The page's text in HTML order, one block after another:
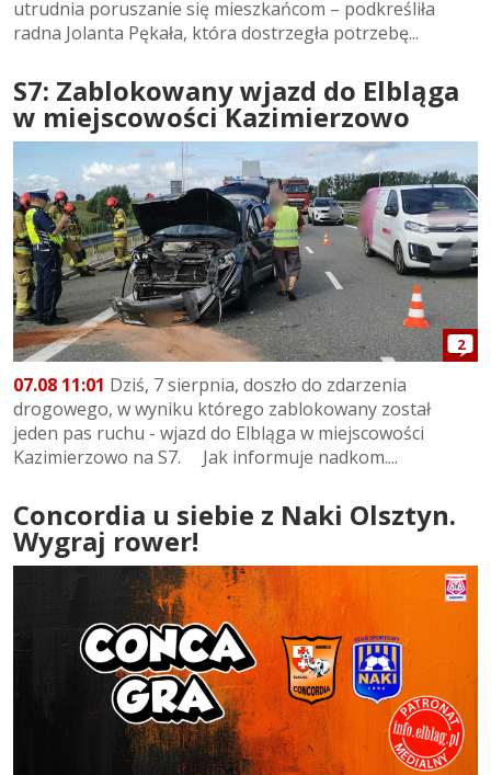
utrudnia poruszanie się mieszkańcom – podkreśliła
radna Jolanta Pękała, która dostrzegła potrzebę...
S7: Zablokowany wjazd do Elbląga
w miejscowości Kazimierzowo
2
07.08 11:01 Dziś, 7 sierpnia, doszło do zdarzenia
drogowego, w wyniku którego zablokowany został
jeden pas ruchu - wjazd do Elbląga w miejscowości
Kazimierzowo na S7. Jak informuje nadkom....
Concordia u siebie z Naki Olsztyn.
Wygraj rower!